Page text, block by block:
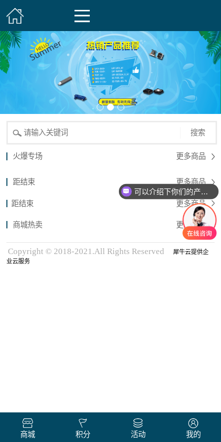
搜索
火爆专场 更多商品
距结束 更多商品
距结束 更多商品
商城热卖 更多商品
Copyright © 2018-2021.All Rights Reserved
犀牛云提供企
业云服务
商城 积分 活动 我的